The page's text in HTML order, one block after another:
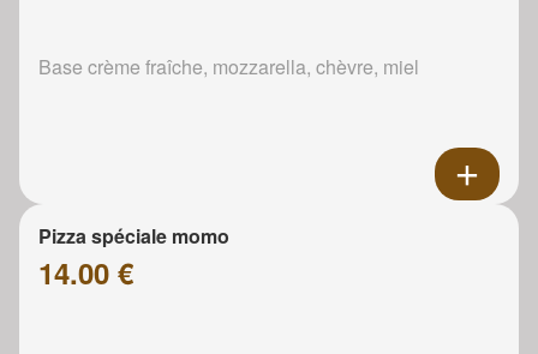
Base crème fraîche, mozzarella, chèvre, miel
Pizza spéciale momo
14.00 €